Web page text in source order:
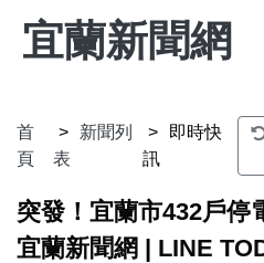
宜蘭新聞網
首
頁
新聞列
表
即時快
訊
突發！宜蘭市432戶停
宜蘭新聞網 | LINE